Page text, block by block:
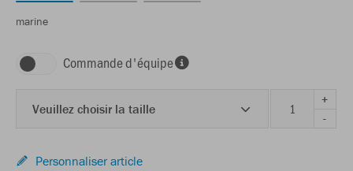
marine
Commande d'équipe
Veuillez choisir la taille
+
-
Personnaliser article